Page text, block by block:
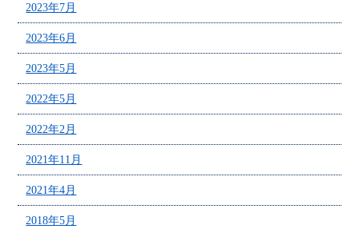
2023年7月
2023年6月
2023年5月
2022年5月
2022年2月
2021年11月
2021年4月
2018年5月